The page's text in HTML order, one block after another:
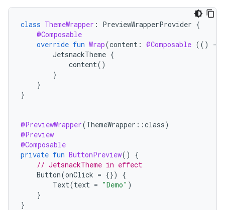
class ThemeWrapper : PreviewWrapperProvider {
@Composable
override fun Wrap(content : @Composable (() -
JetsnackTheme {
content()
}
}
}
@PreviewWrapper(ThemeWrapper ::class)
@Preview
@Composable
private fun ButtonPreview()
{
// JetsnackTheme in effect
Button(onClick = {})
{
Text(text = "Demo" )
}
}